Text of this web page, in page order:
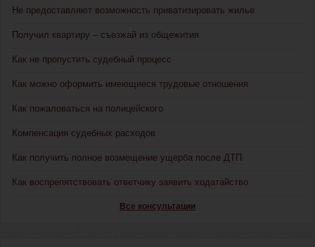
Не предоставляют возможность приватизировать жилье
Получил квартиру – съезжай из общежития
Как не пропустить судебный процесс
Как можно оформить имеющиеся трудовые отношения
Как пожаловаться на полицейского
Компенсация судебных расходов
Как получить полное возмещение ущерба после ДТП
Как воспрепятствовать ответчику заявить ходатайство
Все консультации